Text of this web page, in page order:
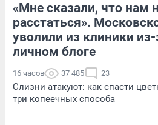
«Мне сказали, что нам
расстаться».
уволили из клиники
личном блоге
16 часов 37 485 23
Слизни атакуют: как спасти
три копеечных способа